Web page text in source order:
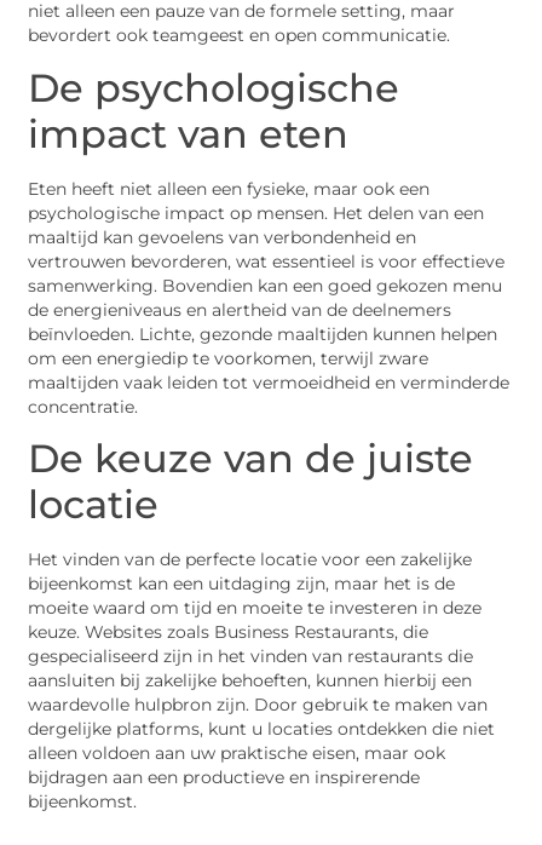
niet alleen een pauze van de formele setting, maar
bevordert ook teamgeest en open communicatie.
De psychologische
impact van eten
Eten heeft niet alleen een fysieke, maar ook een
psychologische impact op mensen. Het delen van een
maaltijd kan gevoelens van verbondenheid en
vertrouwen bevorderen, wat essentieel is voor effectieve
samenwerking. Bovendien kan een goed gekozen menu
de energieniveaus en alertheid van de deelnemers
beïnvloeden. Lichte, gezonde maaltijden kunnen helpen
om een energiedip te voorkomen, terwijl zware
maaltijden vaak leiden tot vermoeidheid en verminderde
concentratie.
De keuze van de juiste
locatie
Het vinden van de perfecte locatie voor een zakelijke
bijeenkomst kan een uitdaging zijn, maar het is de
moeite waard om tijd en moeite te investeren in deze
keuze. Websites zoals Business Restaurants, die
gespecialiseerd zijn in het vinden van restaurants die
aansluiten bij zakelijke behoeften, kunnen hierbij een
waardevolle hulpbron zijn. Door gebruik te maken van
dergelijke platforms, kunt u locaties ontdekken die niet
alleen voldoen aan uw praktische eisen, maar ook
bijdragen aan een productieve en inspirerende
bijeenkomst.